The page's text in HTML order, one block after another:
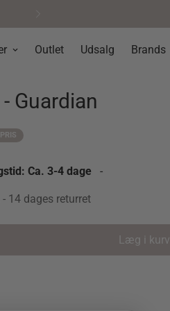
Outlet Udsalg Brands
Guardian
Ca. 3-4 dage -
14 dages returret
Læg i kurv